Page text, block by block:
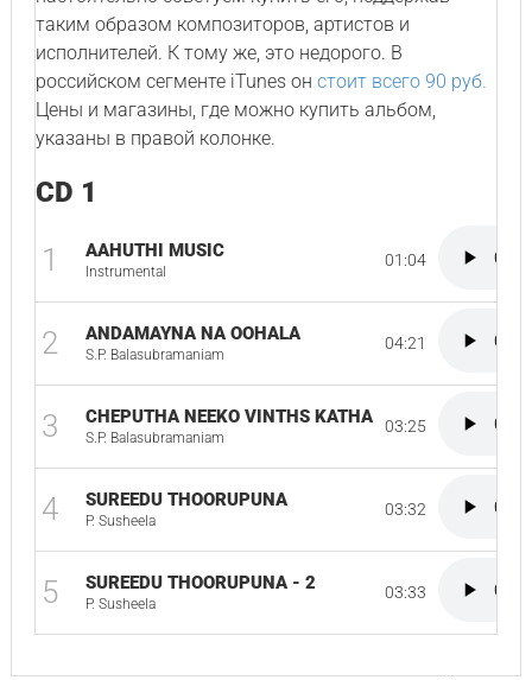
таким образом композиторов, артистов и
исполнителей. К тому же, это недорого. В
российском сегменте iTunes он стоит всего 90 руб.
Цены и магазины, где можно купить альбом,
указаны в правой колонке.
CD 1
1 AAHUTHI MUSIC
Instrumental
01:04
2 ANDAMAYNA NA OOHALA
S.P. Balasubramaniam
04:21
3 CHEPUTHA NEEKO VINTHS KATHA
S.P. Balasubramaniam
03:25
4 SUREEDU THOORUPUNA
P. Susheela
03:32
5 SUREEDU THOORUPUNA - 2
P. Susheela
03:33